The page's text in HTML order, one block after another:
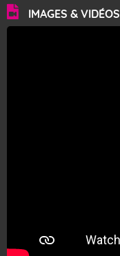
IMAGES & VIDÉOS